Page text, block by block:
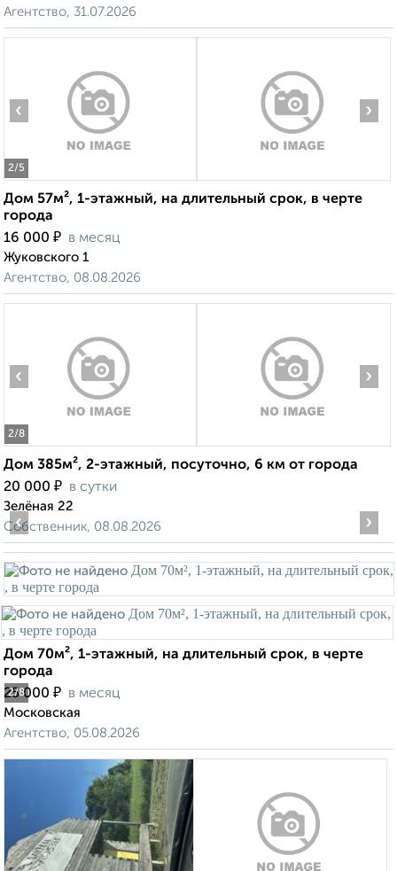
Агентство, 31.07.2026
2/5
‹ ›
Дом 57м², 1-этажный, на длительный срок, в черте
города
16 000 ₽ в месяц
Жуковского 1
Агентство, 08.08.2026
2/8
‹ ›
Дом 385м², 2-этажный, посуточно, 6 км от города
20 000 ₽ в сутки
Зелёная 22
Собственник, 08.08.2026
2/8
‹ ›
Дом 70м², 1-этажный, на длительный срок, в черте
города
25 000 ₽ в месяц
Московская
Агентство, 05.08.2026